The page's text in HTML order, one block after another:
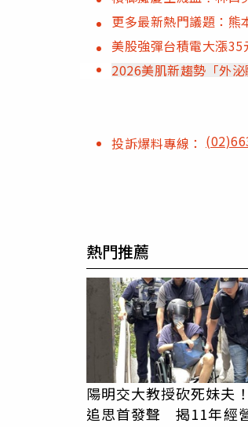
更多最新熱門議題：熊
美股強彈台積電大漲
2026美肌新趨勢「外
投訴爆料專線：
熱門推薦
陽明交大教授砍死妹夫
追思首發聲 揭11年經